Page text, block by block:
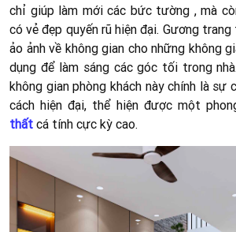
chỉ giúp làm mới các bức tường , mà
có vẻ đẹp quyến rũ hiện đại. Gương
ảo ảnh về không gian cho những không
dụng để làm sáng các góc tối trong
không gian phòng khách này chính là sự
cách hiện đại, thể hiện được một
thất cá tính cực kỳ cao.